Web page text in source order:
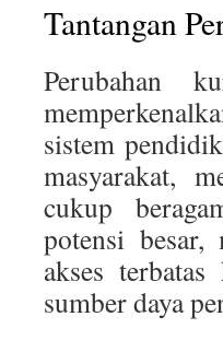
Tantangan
Perubahan
sistem
masyarakat,
cukup
potensi besar,
akses
sumber daya